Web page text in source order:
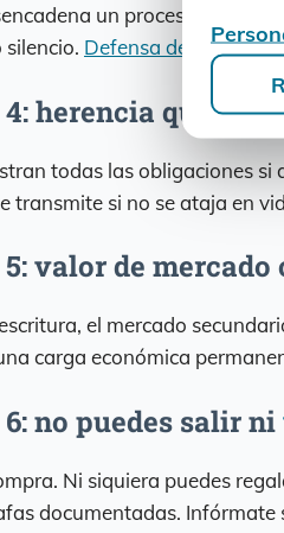
un proceso judicial
Defensa del
herencia que
todas las obligaciones
transmite si no se ataja en
valor de
el mercado
carga económica
no puedes salir ni
Ni siquiera puedes
documentadas. Infórmate